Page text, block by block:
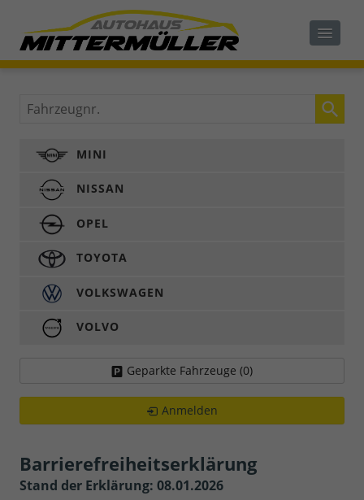
Barrierefreiheitserklärung
Stand der Erklärung: 08.01.2026
Fahrzeugnr.
MINI
NISSAN
OPEL
TOYOTA
VOLKSWAGEN
VOLVO
Geparkte Fahrzeuge (0)
Anmelden